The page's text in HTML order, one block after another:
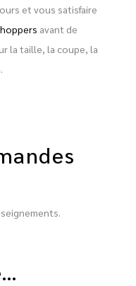
et vous satisfaire
avant de
la taille, la coupe, la